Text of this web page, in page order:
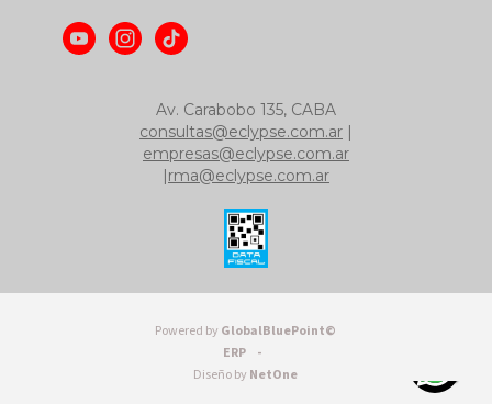
Av. Carabobo 135, CABA
consultas@eclypse.com.ar |
empresas@eclypse.com.ar
|rma@eclypse.com.ar
Powered by GlobalBluePoint©
ERP -
Diseño by NetOne